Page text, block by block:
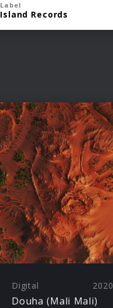
Label
Island Records
Digital 2020
Douha (Mali Mali)